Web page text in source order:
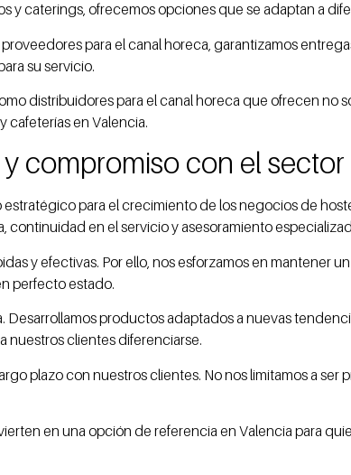
y caterings, ofrecemos opciones que se adaptan a
para el canal horeca, garantizamos
su servicio.
distribuidores para el canal horeca que ofrecen no
cafeterías en Valencia.
compromiso con el
estratégico para el crecimiento de los negocios de
continuidad en el servicio y asesoramiento
y efectivas. Por ello, nos esforzamos en mantener
perfecto estado.
Desarrollamos productos adaptados a nuevas
nuestros clientes diferenciarse.
plazo con nuestros clientes. No nos limitamos a
en una opción de referencia en Valencia para